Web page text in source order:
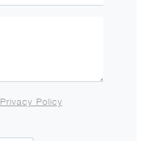
Privacy Policy